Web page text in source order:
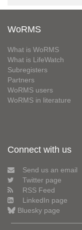
WoRMS
What is WoRMS
What is LifeWatch
Subregisters
Partners
WoRMS users
WoRMS in literature
Connect with us
Send us an email
Twitter page
RSS Feed
LinkedIn page
Bluesky page